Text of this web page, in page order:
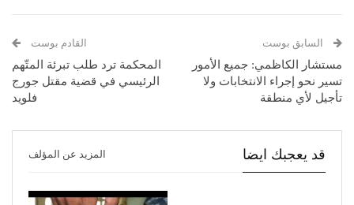
السابق بوست
مستشار الكاظمي: جميع الأمور
تسير نحو إجراء الانتخابات ولا
تأجيل لأي منطقة
القادم بوست
المحكمة ترد طلب تبرئة المتّهم
الرئيسي في قضية مقتل جورج
فلويد
قد يعجبك ايضا المزيد عن المؤلف